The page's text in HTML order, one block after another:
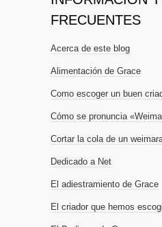
FRECUENTES
Acerca de este blog
Alimentación de Grace
Como escoger un buen
Cómo se pronuncia
Cortar la cola de un
Dedicado a Net
El adiestramiento de Grace
El criador que hemos